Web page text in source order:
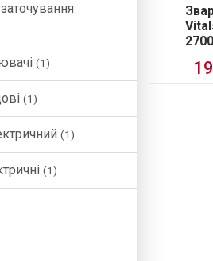
(1)
(1)
(1)
(1)